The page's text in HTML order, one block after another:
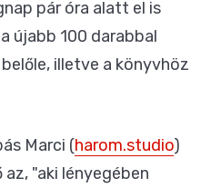
pár óra alatt el is
újabb 100 darabbal
, illetve a könyvhöz
Marci (harom.studio)
"aki lényegében